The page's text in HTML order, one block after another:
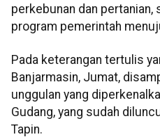
perkebunan dan pertanian,
program pemerintah
Pada keterangan tertulis
Banjarmasin, Jumat,
unggulan yang
Gudang, yang sudah
Tapin.